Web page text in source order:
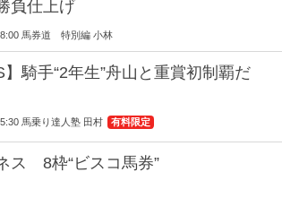
負仕上げ
馬券道 特別編 小林
】騎手“2年生”舟山と重賞初制覇だ
馬乗り達人塾 田村 有料限定
ス 8枠“ビスコ馬券”